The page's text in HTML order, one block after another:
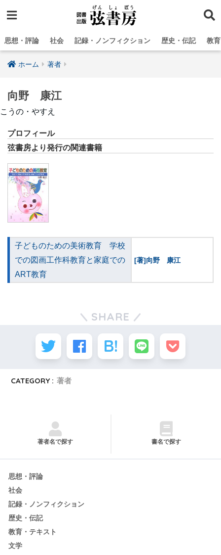
思想・評論 社会 記録・ノンフィクション 歴史・伝記 教
ホーム 著者
向野 康江
こうの・やすえ
プロフィール
弦書房より発行の関連書籍
子どものための美術教育 学校
での図画工作科教育と家庭での
ART教育
[著]向野 康江
SHARE
CATEGORY : 著者
著者名で探す 書名で探す
思想・評論
社会
記録・ノンフィクション
歴史・伝記
教育・テキスト
文学